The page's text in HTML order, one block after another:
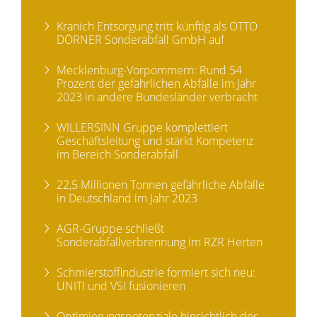
Kranich Entsorgung tritt künftig als OTTO
DÖRNER Sonderabfall GmbH auf
Mecklenburg-Vorpommern: Rund 54
Prozent der gefährlichen Abfälle im Jahr
2023 in andere Bundesländer verbracht
WILLERSINN Gruppe komplettiert
Geschäftsleitung und stärkt Kompetenz
im Bereich Sonderabfall
22,5 Millionen Tonnen gefährliche Abfälle
in Deutschland im Jahr 2023
AGR-Gruppe schließt
Sonderabfallverbrennung im RZR Herten
Schmierstoffindustrie formiert sich neu:
UNITI und VSI fusionieren